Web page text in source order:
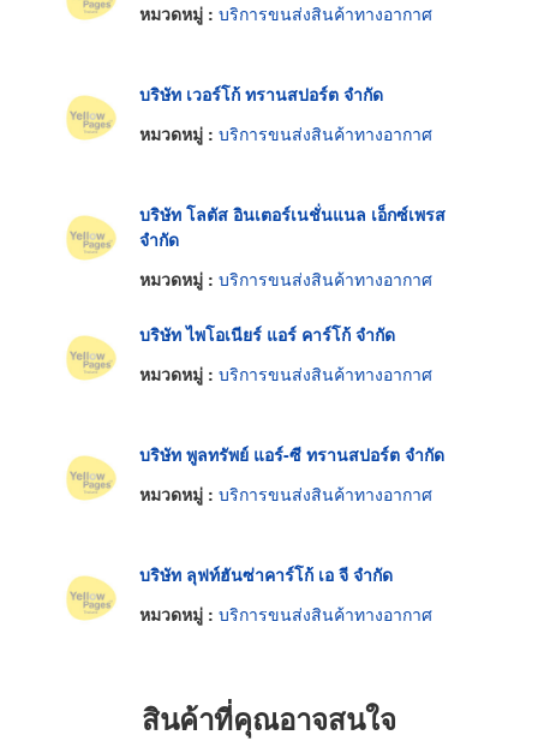
หมวดหมู่ : บริการขนส่งสินค้าทางอากาศ
บริษัท เวอร์โก้ ทรานสปอร์ต จำกัด
หมวดหมู่ : บริการขนส่งสินค้าทางอากาศ
บริษัท โลตัส อินเตอร์เนชั่นแนล เอ็กซ์เพรส
จำกัด
หมวดหมู่ : บริการขนส่งสินค้าทางอากาศ
บริษัท ไพโอเนียร์ แอร์ คาร์โก้ จำกัด
หมวดหมู่ : บริการขนส่งสินค้าทางอากาศ
บริษัท พูลทรัพย์ แอร์-ซี ทรานสปอร์ต จำกัด
หมวดหมู่ : บริการขนส่งสินค้าทางอากาศ
บริษัท ลุฟท์ฮันซ่าคาร์โก้ เอ จี จำกัด
หมวดหมู่ : บริการขนส่งสินค้าทางอากาศ
สินค้าที่คุณอาจสนใจ